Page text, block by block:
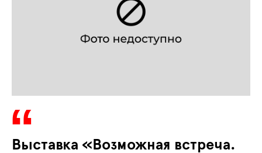
Выставка «Возможная встреча.